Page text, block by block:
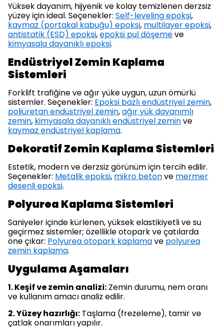
Yüksek dayanım, hijyenik ve kolay temizlenen derzsiz
yüzey için ideal. Seçenekler: Self-leveling epoksi,
kaymaz (portakal kabuğu) epoksi, multilayer epoksi,
antistatik (ESD) epoksi,epoksi pul döşemeve
kimyasala dayanıklı epoksi.
Endüstriyel Zemin Kaplama
Sistemleri
Forklift trafiğine ve ağır yüke uygun, uzun ömürlü
sistemler. Seçenekler: Epoksi bazlı endüstriyel zemin,
poliüretan endüstriyel zemin,ağır yük dayanımlı
zemin, kimyasala dayanıklı endüstriyel zeminve
kaymaz endüstriyel kaplama.
Dekoratif Zemin Kaplama Sistemleri
Estetik, modern ve derzsiz görünüm için tercih edilir.
Seçenekler: Metalik epoksi, mikro betonve mermer
desenli epoksi.
Polyurea Kaplama Sistemleri
Saniyeler içinde kürlenen, yüksek elastikiyetli ve su
geçirmez sistemler; özellikle otopark ve çatılarda
öne çıkar: Polyurea otopark kaplamave polyurea
zemin kaplama.
Uygulama Aşamaları
1. Keşif ve zemin analizi: Zemin durumu, nem oranı
ve kullanım amacı analiz edilir.
2. Yüzey hazırlığı: Taşlama (frezeleme), tamir ve
çatlak onarımları yapılır.